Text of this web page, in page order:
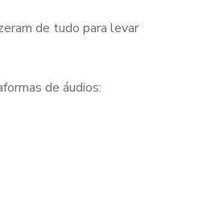
de tudo para levar
de áudios: